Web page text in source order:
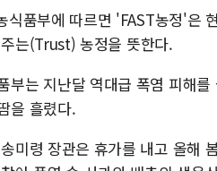
식품부에 따르면 'FAST농정'
는(Trust) 농정을 뜻한다.
부는 지난달 역대급 폭염 피해
을 흘렸다.
미령 장관은 휴가를 내고 올해